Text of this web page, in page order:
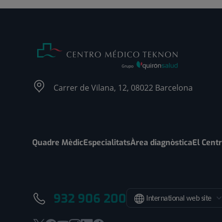
Carrer de Vilana, 12, 08022 Barcelona
Quadre MèdicEspecialitatsÀrea diagnòsticaEl
932 906 200 International web site